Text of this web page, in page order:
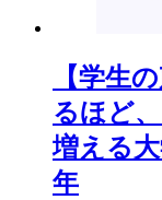
【学生
るほど
増える
年